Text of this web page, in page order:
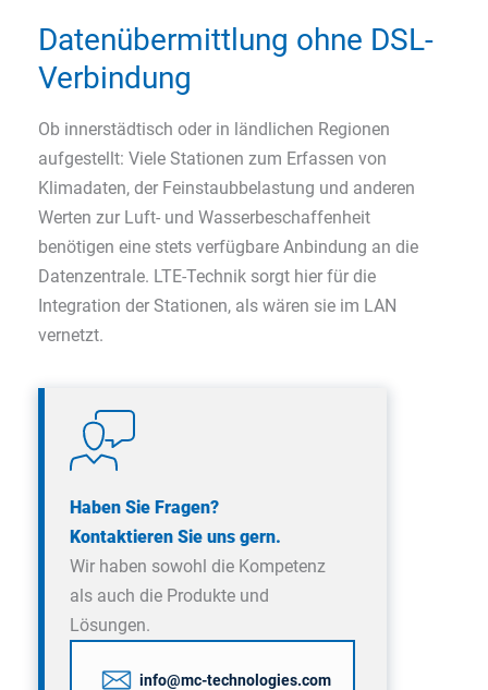
Datenübermittlung ohne DSL-
Verbindung
Ob innerstädtisch oder in ländlichen Regionen
aufgestellt: Viele Stationen zum Erfassen von
Klimadaten, der Feinstaubbelastung und anderen
Werten zur Luft- und Wasserbeschaffenheit
benötigen eine stets verfügbare Anbindung an die
Datenzentrale. LTE-Technik sorgt hier für die
Integration der Stationen, als wären sie im LAN
vernetzt.
Haben Sie Fragen?
Kontaktieren Sie uns gern.
Wir haben sowohl die Kompetenz
als auch die Produkte und
Lösungen.
info@mc-technologies.com